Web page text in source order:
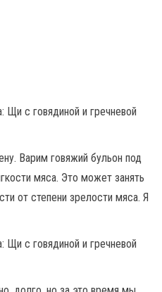
Варим говяжий бульон под
мяса. Это может занять
от степени зрелости мяса. Я